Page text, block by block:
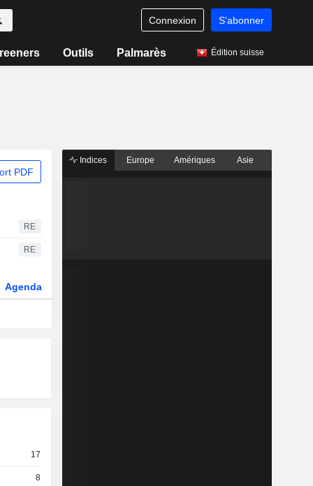
Connexion S'abonner
Outils Palmarès Édition suisse
PDF
RE
RE
Agenda
17
8
Indices Europe Amériques Asie